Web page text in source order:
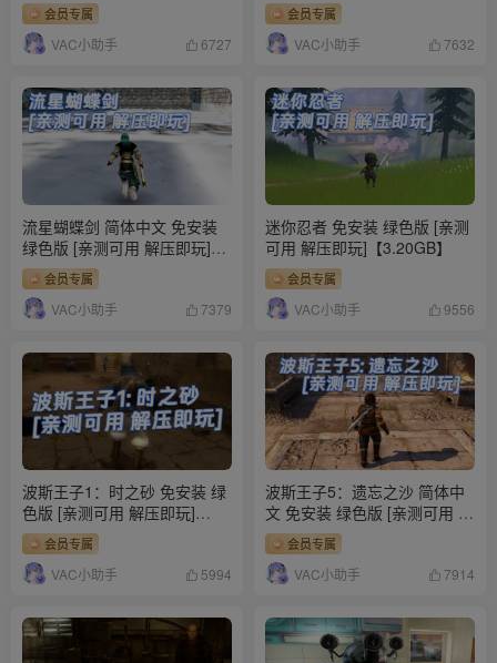
会员专属
VAC小助手 6727
会员专属
VAC小助手 7632
流星蝴蝶剑 简体中文 免安装
绿色版 [亲测可用 解压即玩]
【622MB】
会员专属
VAC小助手 7379
迷你忍者 免安装 绿色版 [亲测
可用 解压即玩]【3.20GB】
会员专属
VAC小助手 9556
波斯王子1：时之砂 免安装 绿
色版 [亲测可用 解压即玩]
【1.25GB】
会员专属
VAC小助手 5994
波斯王子5：遗忘之沙 简体中
文 免安装 绿色版 [亲测可用 解
压即玩]【6.13GB】
会员专属
VAC小助手 7914